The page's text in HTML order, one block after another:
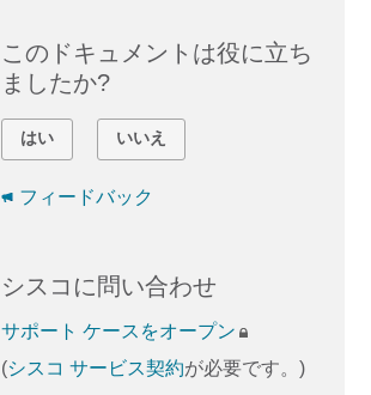
このドキュメントは役に立ち
ましたか?
はい いいえ
フィードバック
シスコに問い合わせ
サポート ケースをオープン
(シスコ サービス契約が必要です。)